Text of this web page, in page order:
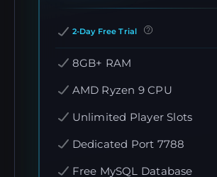
2-Day Free Trial
8GB+ RAM
AMD Ryzen 9 CPU
Unlimited Player Slots
Dedicated Port 7788
Free MySQL Database